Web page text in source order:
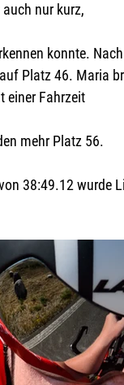
nur kurz,
konnte.
Platz 46. Maria
einer Fahrzeit
mehr Platz 56.
38:49.12 wurde